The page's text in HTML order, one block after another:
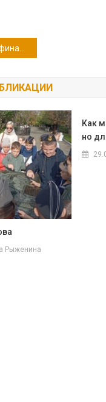
Рыженина
Как
но